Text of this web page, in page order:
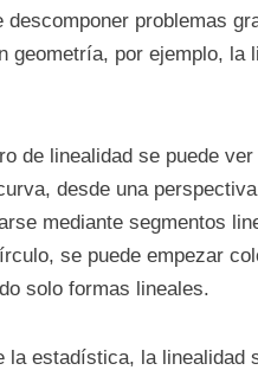
descomponer problemas
geometría, por ejemplo,
de linealidad se puede
desde una
mediante segmentos
se puede empezar
solo formas lineales.
la estadística, la linealidad